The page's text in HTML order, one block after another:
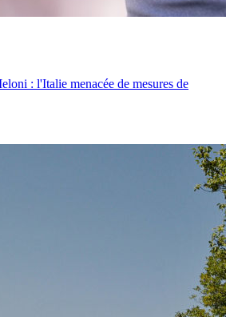
: l'Italie menacée de mesures de